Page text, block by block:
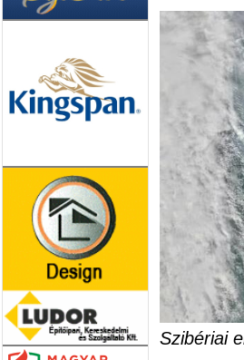
Szibériai